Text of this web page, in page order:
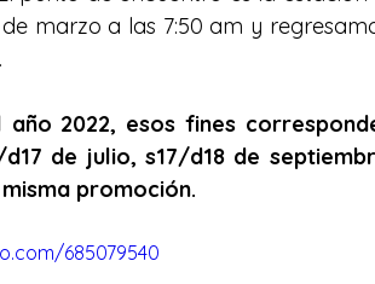
marzo a las 7:50 am y
año 2022, esos fines
d17 de julio, s17/d18 de
promoción.
685079540